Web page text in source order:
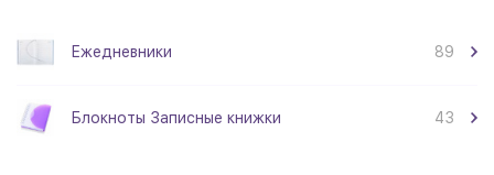
Ежедневники 89
Блокноты Записные книжки 43